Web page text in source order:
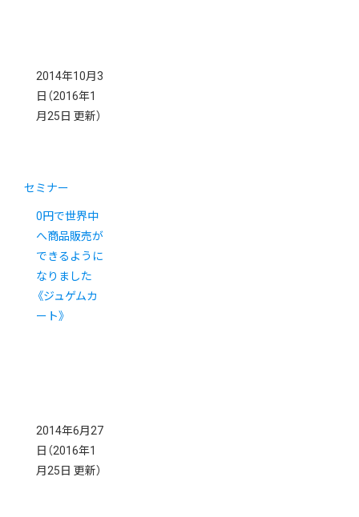
2014年10月3
日 （2016年1
月25日 更新）
セミナー
0円で世界中
へ商品販売が
できるように
なりました
《ジュゲムカ
ート》
2014年6月27
日 （2016年1
月25日 更新）